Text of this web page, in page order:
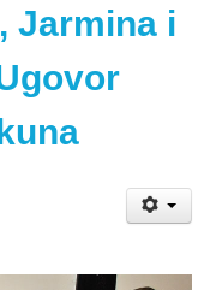
Jarmina i